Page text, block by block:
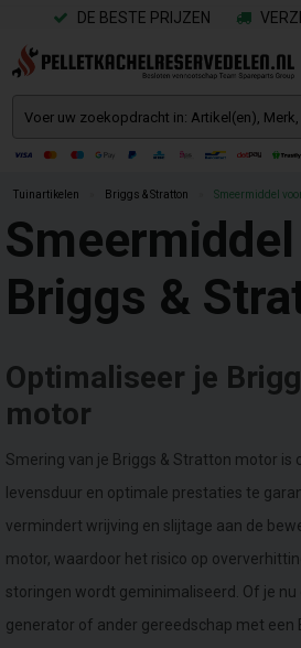
DE BESTE PRIJZEN
Tuinartikelen Briggs & Stratton Smeermiddel
Briggs &
Optimaliseer je
motor
Smering van je Briggs & Stratton motor is
levensduur en optimale prestaties te
vermindert wrijving en slijtage aan de
motor, waardoor het risico op
storingen wordt geminimaliseerd. Of je nu
generator of ander gereedschap met een